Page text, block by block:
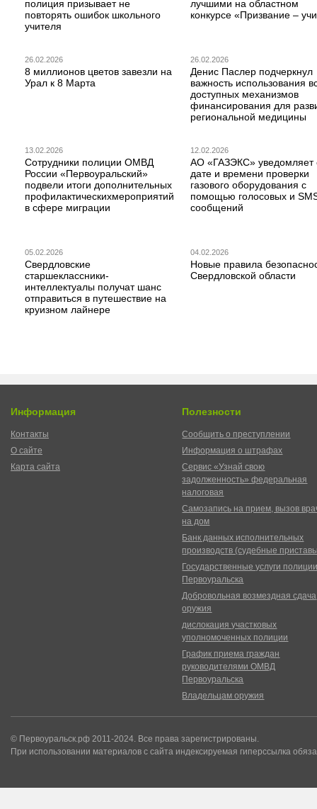
полиция призывает не
повторять ошибок школьного
учителя
лучшими на областном
конкурсе «Призвание –
26.02.2026
8 миллионов цветов завезли на
Урал к 8 Марта
26.02.2026
Денис Паслер подчеркнул
важность использования
доступных механизмов
финансирования для
региональной медицины
13.02.2026
Сотрудники полиции ОМВД
России «Первоуральский»
подвели итоги дополнительных
профилактическихмероприятий
в сфере миграции
12.02.2026
АО «ГАЗЭКС» уведомляет
дате и времени проверки
газового оборудования с
помощью голосовых и
сообщений
05.02.2026
Свердловские
старшеклассники-
интеллектуалы получат шанс
отправиться в путешествие на
круизном лайнере
04.02.2026
Новые правила
Свердловской области
Информация
Контакты
О сайте
Карта сайта
Полезности
Сообщить о преступлении
Информация о штрафах
Сервис «Узнай свою
задолженность» федеральная
налоговая
Самозапись на прием, вызов
на дом
Банк данных исполнительных
производств (судебные
Государственные услуги
Первоуральска
Добровольная возмездная сдача
оружия
дислокация участковых
уполномоченных полиции
График приема граждан
руководителями ОМВД
Первоуральска
Владельцам оружия
© Первоуральск.рф 2011-2024. Все права зарегистрированы.
При использовании материалов с сайта индексируемая гиперссылка